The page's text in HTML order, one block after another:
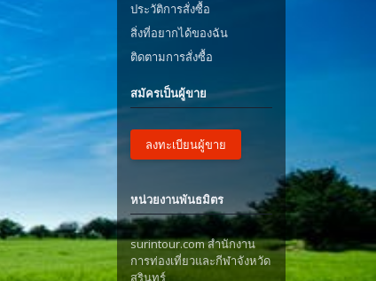
ประวัติการสั่งซื้อ
สิ่งที่อยากได้ของฉัน
ติดตามการสั่งซื้อ
สมัครเป็นผู้ขาย
ลงทะเบียนผู้ขาย
หน่วยงานพันธมิตร
surintour.com สำนักงาน
การท่องเที่ยวและกีฬาจังหวัด
สุรินทร์